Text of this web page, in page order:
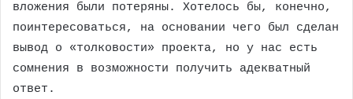
вложения были потеряны. Хотелось бы, конечно,
поинтересоваться, на основании чего был сделан
вывод о «толковости» проекта, но у нас есть
сомнения в возможности получить адекватный
ответ.